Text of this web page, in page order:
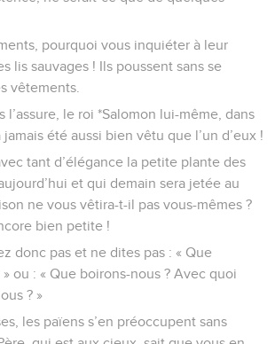
pourquoi vous inquiéter à leur
lis sauvages ! Ils poussent sans se
vêtements.
l’assure, le roi *Salomon lui-même, dans
été aussi bien vêtu que l’un d’eux !
tant d’élégance la petite plante des
et qui demain sera jetée au
ne vous vêtira-t-il pas vous-mêmes ?
bien petite !
donc pas et ne dites pas : « Que
ou : « Que boirons-nous ? Avec quoi
? »
les païens s’en préoccupent sans